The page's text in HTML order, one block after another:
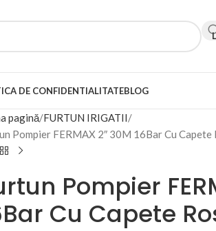
DE CONFIDENTIALITATEBLOG
pagină FURTUN IRIGATII
Pompier FERMAX 2″ 30M 16Bar Cu Capete
Pompier
Cu Capete